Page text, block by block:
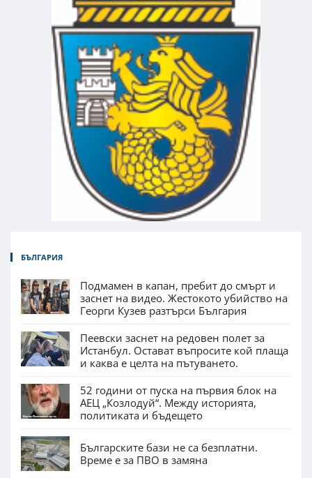
БЪЛГАРИЯ
Подмамен в капан, пребит до смърт и
заснет на видео. Жестокото убийство на
Георги Кузев разтърси България
Пеевски заснет на редовен полет за
Истанбул. Остават въпросите кой плаща
и каква е целта на пътуването.
52 години от пуска на първия блок на
АЕЦ „Козлодуй“. Между историята,
политиката и бъдещето
Българските бази не са безплатни.
Време е за ПВО в замяна